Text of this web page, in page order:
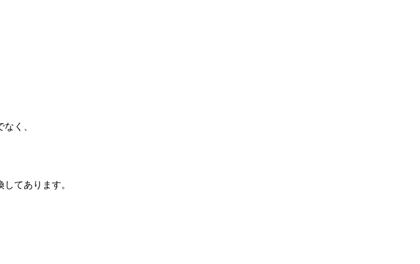
く、
てあります。